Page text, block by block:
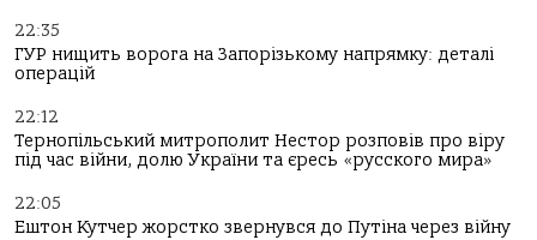
22:35
ГУР нищить ворога на Запорізькому напрямку: деталі
операцій
22:12
Тернопільський митрополит Нестор розповів про віру
під час війни, долю України та єресь «русского мира»
22:05
Ештон Кутчер жорстко звернувся до Путіна через війну